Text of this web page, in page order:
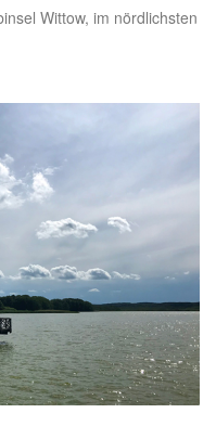
Wittow, im nördlichsten